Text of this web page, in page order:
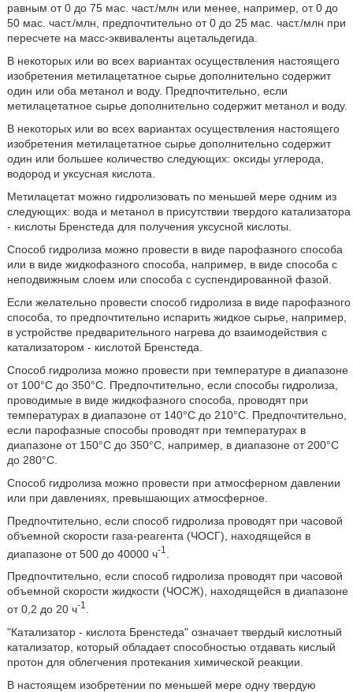
равным от 0 до 75 мас. част./млн или менее, например, от 0 до
50 мас. част./млн, предпочтительно от 0 до 25 мас. част./млн при
пересчете на масс-эквиваленты ацетальдегида.
В некоторых или во всех вариантах осуществления настоящего
изобретения метилацетатное сырье дополнительно содержит
один или оба метанол и воду. Предпочтительно, если
метилацетатное сырье дополнительно содержит метанол и воду.
В некоторых или во всех вариантах осуществления настоящего
изобретения метилацетатное сырье дополнительно содержит
один или большее количество следующих: оксиды углерода,
водород и уксусная кислота.
Метилацетат можно гидролизовать по меньшей мере одним из
следующих: вода и метанол в присутствии твердого катализатора
- кислоты Бренстеда для получения уксусной кислоты.
Способ гидролиза можно провести в виде парофазного способа
или в виде жидкофазного способа, например, в виде способа с
неподвижным слоем или способа с суспендированной фазой.
Если желательно провести способ гидролиза в виде парофазного
способа, то предпочтительно испарить жидкое сырье, например,
в устройстве предварительного нагрева до взаимодействия с
катализатором - кислотой Бренстеда.
Способ гидролиза можно провести при температуре в диапазоне
от 100°C до 350°C. Предпочтительно, если способы гидролиза,
проводимые в виде жидкофазного способа, проводят при
температурах в диапазоне от 140°C до 210°C. Предпочтительно,
если парофазные способы проводят при температурах в
диапазоне от 150°C до 350°C, например, в диапазоне от 200°C
до 280°C.
Способ гидролиза можно провести при атмосферном давлении
или при давлениях, превышающих атмосферное.
Предпочтительно, если способ гидролиза проводят при часовой
объемной скорости газа-реагента (ЧОСГ), находящейся в
диапазоне от 500 до 40000 ч-1
Предпочтительно, если способ гидролиза проводят при часовой
объемной скорости жидкости (ЧОСЖ), находящейся в диапазоне
от 0,2 до 20 ч-1
"Катализатор - кислота Бренстеда" означает твердый кислотный
катализатор, который обладает способностью отдавать кислый
протон для облегчения протекания химической реакции.
В настоящем изобретении по меньшей мере одну твердую